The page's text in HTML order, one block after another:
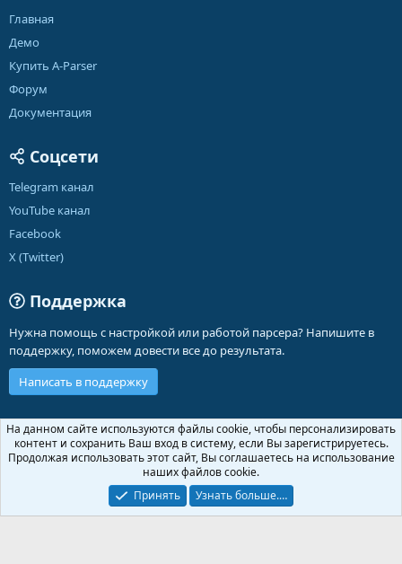
Главная
Демо
Купить A-Parser
Форум
Документация
Соцсети
Telegram канал
YouTube канал
Facebook
X (Twitter)
Поддержка
Нужна помощь с настройкой или работой парсера? Напишите в
поддержку, поможем довести все до результата.
Написать в поддержку
Russian (RU)
Обратная связь
Условия и правила
Политика конфиденциальности
Помощь
Community platform by XenForo ® © 2010-2026 XenForo Ltd.
На данном сайте используются файлы cookie, чтобы персонализировать
контент и сохранить Ваш вход в систему, если Вы зарегистрируетесь.
Продолжая использовать этот сайт, Вы соглашаетесь на использование
наших файлов cookie.
Принять
Узнать больше.…